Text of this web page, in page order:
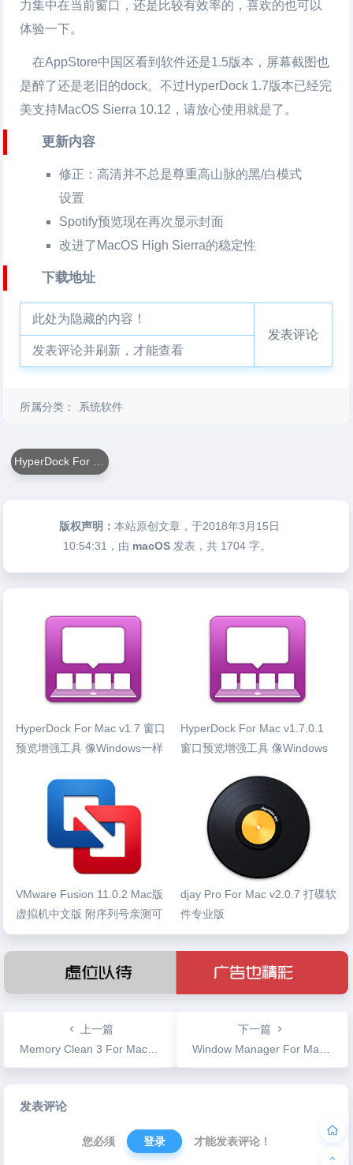
力集中在当前窗口，还是比较有效率的，喜欢的也可以
体验一下。
在AppStore中国区看到软件还是1.5版本，屏幕截图也
是醉了还是老旧的dock。不过HyperDock 1.7版本已经完
美支持MacOS Sierra 10.12，请放心使用就是了。
更新内容
修正：高清并不总是尊重高山脉的黑/白模式
设置
Spotify预览现在再次显示封面
改进了MacOS High Sierra的稳定性
下载地址
此处为隐藏的内容！
发表评论并刷新，才能查看
发表评论
所属分类： 系统软件
版权声明：本站原创文章，于2018年3月15日
10:54:31 ，由 macOS 发表，共 1704 字。
HyperDock For Mac v1.7 窗口
预览增强工具 像Windows一样
HyperDock For Mac v1.7.0.1
窗口预览增强工具 像Windows
VMware Fusion 11.0.2 Mac版
虚拟机中文版 附序列号亲测可
用
djay Pro For Mac v2.0.7 打碟软
件专业版
上一篇
Memory Clean 3 For Mac v1.0.4 内存清理释放工具
下一篇
Window Manager For Mac v1.0.4 强大的窗口管理工具
发表评论
您必须 登录 才能发表评论！